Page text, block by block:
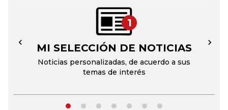
1
MI SELECCIÓN DE NOTICIAS
Noticias personalizadas, de acuerdo a sus
temas de interés
← →